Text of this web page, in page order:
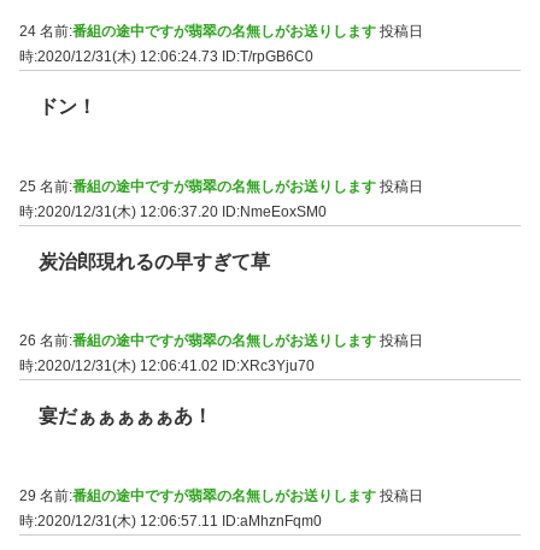
24 名前:番組の途中ですが翡翠の名無しがお送りします 投稿日
時:2020/12/31(木) 12:06:24.73
ID:T/rpGB6C0
ドン！
25 名前:番組の途中ですが翡翠の名無しがお送りします 投稿日
時:2020/12/31(木) 12:06:37.20 ID:NmeEoxSM0
炭治郎現れるの早すぎて草
26 名前:番組の途中ですが翡翠の名無しがお送りします 投稿日
時:2020/12/31(木) 12:06:41.02
ID:XRc3Yju70
宴だぁぁぁぁぁあ！
29 名前:番組の途中ですが翡翠の名無しがお送りします 投稿日
時:2020/12/31(木) 12:06:57.11
ID:aMhznFqm0